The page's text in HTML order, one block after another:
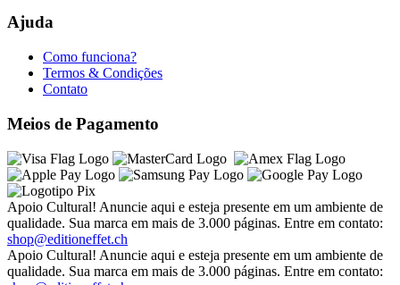
Ajuda
Como funciona?
Termos & Condições
Contato
Meios de Pagamento
Apoio Cultural! Anuncie aqui e esteja presente em um ambiente de
qualidade. Sua marca em mais de 3.000 páginas. Entre em contato:
shop@editioneffet.ch
Apoio Cultural! Anuncie aqui e esteja presente em um ambiente de
qualidade. Sua marca em mais de 3.000 páginas. Entre em contato: